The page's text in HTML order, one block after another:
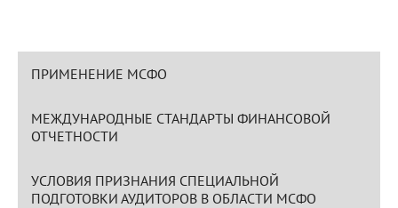
ПРИМЕНЕНИЕ МСФО
МЕЖДУНАРОДНЫЕ СТАНДАРТЫ ФИНАНСОВОЙ
ОТЧЕТНОСТИ
УСЛОВИЯ ПРИЗНАНИЯ СПЕЦИАЛЬНОЙ
ПОДГОТОВКИ АУДИТОРОВ В ОБЛАСТИ МСФО